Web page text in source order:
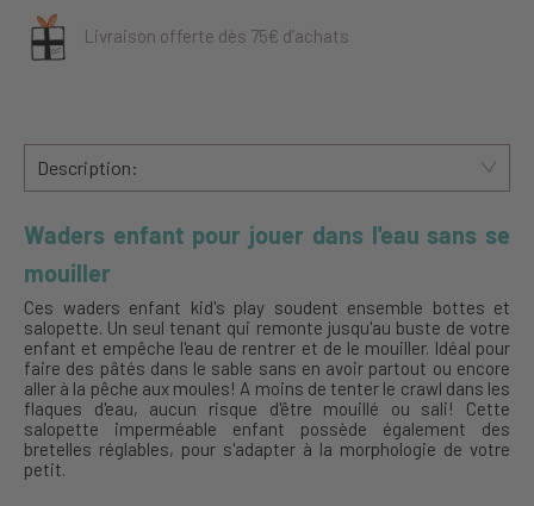
Livraison offerte dès 75€ d’achats
Description:
Waders enfant pour jouer dans l'eau sans se
mouiller
Ces waders enfant kid's play soudent ensemble bottes et
salopette. Un seul tenant qui remonte jusqu'au buste de votre
enfant et empêche l'eau de rentrer et de le mouiller. Idéal pour
faire des pâtés dans le sable sans en avoir partout ou encore
aller à la pêche aux moules! A moins de tenter le crawl dans les
flaques d'eau, aucun risque d'être mouillé ou sali! Cette
salopette imperméable enfant possède également des
bretelles réglables, pour s'adapter à la morphologie de votre
petit.